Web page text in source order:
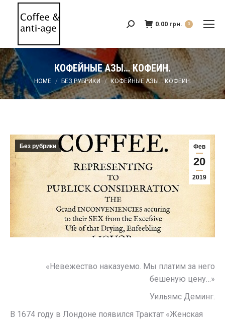
Search: 0.00 грн. 0
КОФЕЙНЫЕ АЗЫ… КОФЕИН.
You are here:
HOME БЕЗ РУБРИКИ КОФЕЙНЫЕ АЗЫ… КОФЕИН.
Фев
20
2019
Без рубрики
«Невежество наказуемо. Мы платим за него
бешеную цену…»
Уильямс Деминг.
В 1674 году в Лондоне появился Трактат «Женская